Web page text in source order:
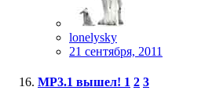
lonelysky
21 сентября, 2011
MP3.1 вышел! 1 2 3